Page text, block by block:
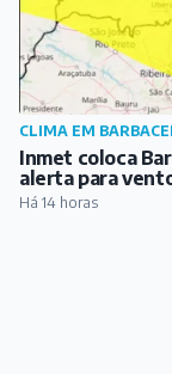
CLIMA EM
Inmet coloca
alerta para
Há 14 horas